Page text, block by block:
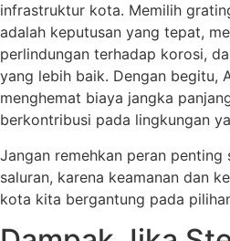
infrastruktur kota. Memilih
adalah keputusan yang tepat,
perlindungan terhadap korosi,
yang lebih baik. Dengan begitu,
menghemat biaya jangka
berkontribusi pada lingkungan
Jangan remehkan peran
saluran, karena keamanan dan
kota kita bergantung pada